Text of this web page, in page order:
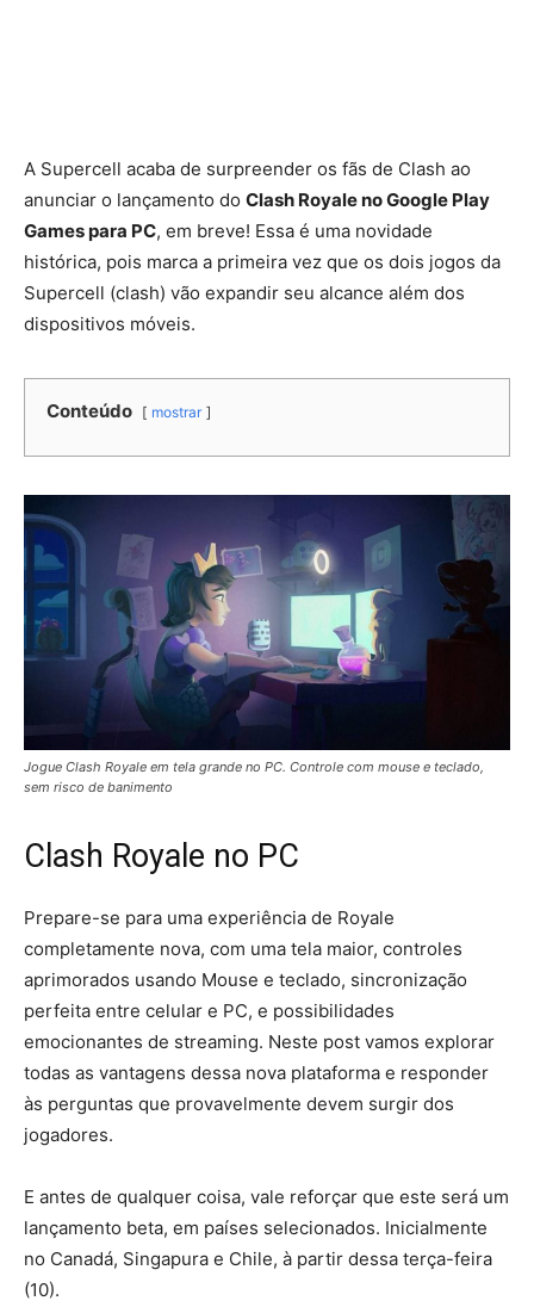
A Supercell acaba de surpreender os fãs de Clash ao
anunciar o lançamento do Clash Royale no Google Play
Games para PC, em breve! Essa é uma novidade
histórica, pois marca a primeira vez que os dois jogos da
Supercell (clash) vão expandir seu alcance além dos
dispositivos móveis.
Conteúdo mostrar
Jogue Clash Royale em tela grande no PC. Controle com mouse e teclado,
sem risco de banimento
Clash Royale no PC
Prepare-se para uma experiência de Royale
completamente nova, com uma tela maior, controles
aprimorados usando Mouse e teclado, sincronização
perfeita entre celular e PC, e possibilidades
emocionantes de streaming. Neste post vamos explorar
todas as vantagens dessa nova plataforma e responder
às perguntas que provavelmente devem surgir dos
jogadores.
E antes de qualquer coisa, vale reforçar que este será um
lançamento beta, em países selecionados. Inicialmente
no Canadá, Singapura e Chile, à partir dessa terça-feira
(10).